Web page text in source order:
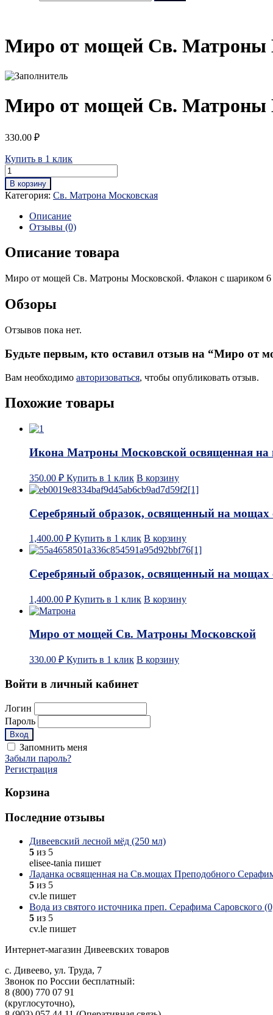
Миро от мощей Св. Матроны
Миро от мощей Св. Матроны
330.00 ₽
Купить в 1 клик
В корзину
Категория: Св. Матрона Московская
Описание
Отзывы (0)
Описание товара
Миро от мощей Св. Матроны Московской. Флакон с шариком
Обзоры
Отзывов пока нет.
Будьте первым, кто оставил отзыв на “Миро
Вам необходимо авторизоваться, чтобы опубликовать отзыв.
Похожие товары
Икона Матроны Московской освященная на
350.00 ₽ Купить в 1 клик В корзину
Серебряный образок, освященный на
1,400.00 ₽ Купить в 1 клик В корзину
Серебряный образок, освященный на мощах
1,400.00 ₽ Купить в 1 клик В корзину
Миро от мощей Св. Матроны Московской
330.00 ₽ Купить в 1 клик В корзину
Войти в личный кабинет
Логин
Пароль
Запомнить меня
Забыли пароль?
Регистрация
Корзина
Последние отзывы
Дивеевский лесной мёд (250 мл)
5 из 5
elisee-tania пишет
Ладанка освященная на Св.мощах Преподобного
5 из 5
cv.le пишет
Вода из святого источника преп. Серафима Саровского
5 из 5
cv.le пишет
Интернет-магазин Дивеевских товаров
с. Дивеево, ул. Труда, 7
Звонок по России бесплатный:
8 (800) 770 07 91
(круглосуточно),